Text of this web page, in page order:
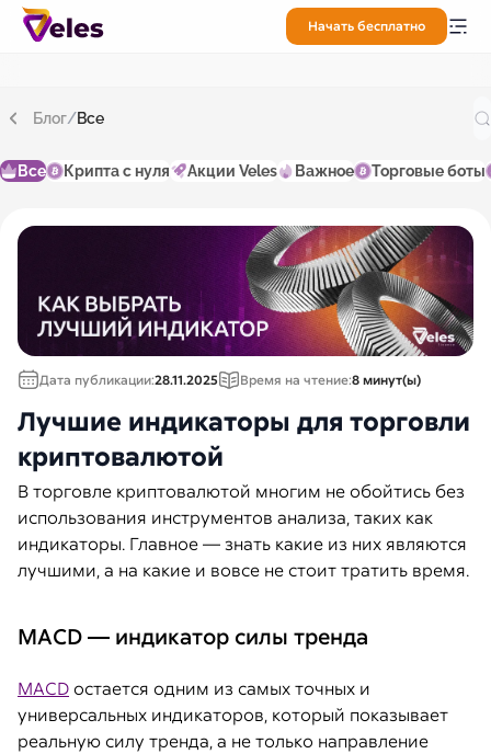
Начать бесплатно
Блог/Все
Все Крипта с нуля Акции Veles Важное Торговые боты
Дата публикации:28.11.2025 Время на чтение:8 минут(ы)
Лучшие индикаторы для торговли
криптовалютой
В торговле криптовалютой многим не обойтись без
использования инструментов анализа, таких как
индикаторы. Главное — знать какие из них являются
лучшими, а на какие и вовсе не стоит тратить время.
MACD — индикатор силы тренда
MACDостается одним из самых точных и
универсальных индикаторов, который показывает
реальную силу тренда, а не только направление